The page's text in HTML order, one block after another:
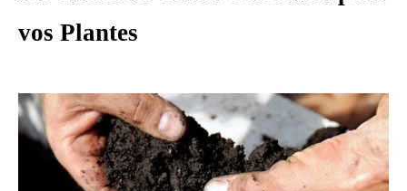
vos Plantes